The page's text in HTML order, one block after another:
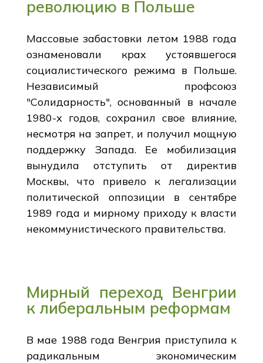
революцию в Польше
Массовые забастовки летом 1988 года
ознаменовали крах устоявшегося
социалистического режима в Польше.
Независимый профсоюз
"Солидарность", основанный в начале
1980-х годов, сохранил свое влияние,
несмотря на запрет, и получил мощную
поддержку Запада. Ее мобилизация
вынудила отступить от директив
Москвы, что привело к легализации
политической оппозиции в сентябре
1989 года и мирному приходу к власти
некоммунистического правительства.
Мирный переход Венгрии
к либеральным реформам
В мае 1988 года Венгрия приступила к
радикальным экономическим